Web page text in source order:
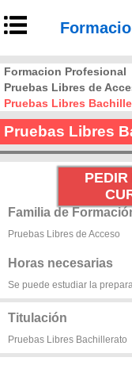
Formacion Profesional
Pruebas Libres de
Pruebas Libres
Pruebas Libres
Familia de
Pruebas Libres de Acceso
Horas necesarias
Se puede estudiar la
Titulación
Pruebas Libres Bachillerato